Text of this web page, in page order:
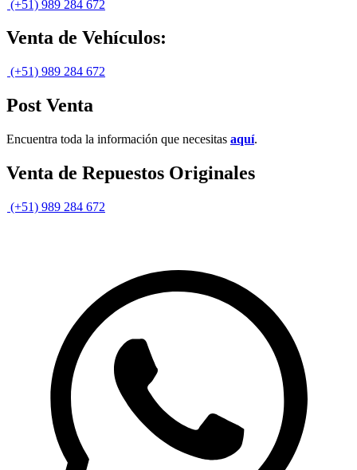
(+51) 989 284 672
Venta de Vehículos:
(+51) 989 284 672
Post Venta
Encuentra toda la información que necesitas aquí.
Venta de Repuestos Originales
(+51) 989 284 672